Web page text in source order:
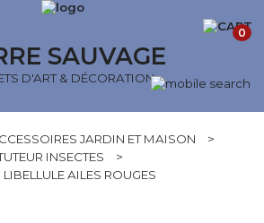
SAUVAGE
D'ART & DÉCORATION
0
JARDIN ET MAISON
>
INSECTES
>
LIBELLULE AILES ROUGES